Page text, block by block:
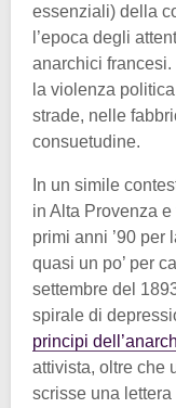
essenziali) della
l’epoca degli
anarchici
la violenza
strade, nelle
consuetudine.
In un simile
in Alta Provenza
primi anni ’90 per
quasi un po’ per
settembre del
spirale di
principi
attivista, oltre che
scrisse una